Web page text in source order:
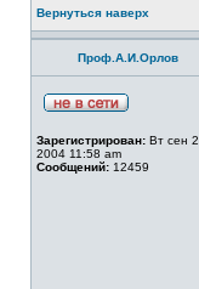
Вернуться наверх
Проф.А.И.Орлов
Зарегистрирован: Вт сен
2004 11:58 am
Сообщений: 12459